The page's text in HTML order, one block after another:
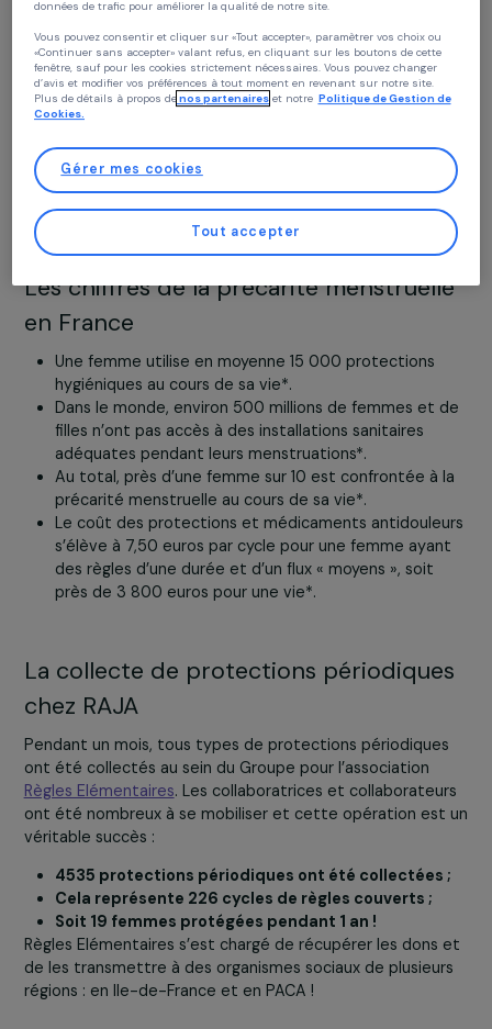
personnes atteintes de handicap ou encore les
sont fortement touchées par ce phénomène.
Pourtant, l’accès à des protections périodiques est un
droit fondamental et répond à un principe de dignité
pour leur scolarisation, leur vie professionnelle, leur
être ou encore leur santé.
Face à ce phénomène affectant près de 500 millions
personnes, la Fondation RAJA-Danièle Marcovici et le
périodiques au sein de l’entreprise aux côtés de
l’association Règles Elémentaires.
Les chiffres de la précarité
en France
Une femme utilise en moyenne 15 000 protections
hygiéniques au cours de sa vie*.
Dans le monde, environ 500 millions de femmes et
filles n’ont pas accès à des installations sanitaires
précarité menstruelle au cours de sa vie*.
Le coût des protections et médicaments
s’élève à 7,50 euros par cycle pour une femme
des règles d’une durée et d’un flux « moyens », soit
près de 3 800 euros pour une vie*.
La collecte de protections
chez RAJA
Pendant un mois, tous types de protections
ont été collectés au sein du Groupe pour l’association
Règles Elémentaires. Les collaboratrices et
Chez RAJA nous utilisons des cookies avec nos partenaires pour améliorer
expérience sur notre site et notre blog. Cela nous permet de vous proposer
contenus personnalisés adaptés à votre profil et de fonctionnalités
performantes, des publicités au plus près de vos besoins, et de collecter des
données de trafic pour améliorer la qualité de notre site.
Vous pouvez consentir et cliquer sur «Tout accepter», paramètrer vos choix ou
«Continuer sans accepter» valant refus, en cliquant sur les boutons de cette
fenêtre, sauf pour les cookies strictement nécessaires. Vous pouvez changer
d’avis et modifier vos préférences à tout moment en revenant sur notre site.
Plus de détails à propos denos partenaires Politique de Gestion
Cookies.
Gérer mes cookies
Tout accepter